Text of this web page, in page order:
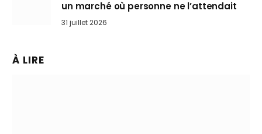
un marché où personne ne l’attendait
31 juillet 2026
À LIRE